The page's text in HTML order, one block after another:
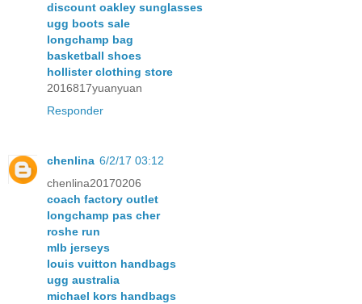
discount oakley sunglasses
ugg boots sale
longchamp bag
basketball shoes
hollister clothing store
2016817yuanyuan
Responder
chenlina 6/2/17 03:12
chenlina20170206
coach factory outlet
longchamp pas cher
roshe run
mlb jerseys
louis vuitton handbags
ugg australia
michael kors handbags